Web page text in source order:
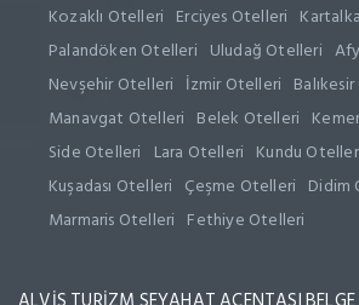
Kozaklı Otelleri Erciyes Otelleri
Palandöken Otelleri Uludağ Otelleri
Nevşehir Otelleri İzmir Otelleri
Manavgat Otelleri Belek Otelleri
Side Otelleri Lara Otelleri Kundu
Kuşadası Otelleri Çeşme Otelleri Didim
Marmaris Otelleri Fethiye Otelleri